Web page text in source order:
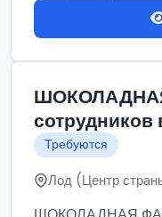
Требуются
Лод (Центр